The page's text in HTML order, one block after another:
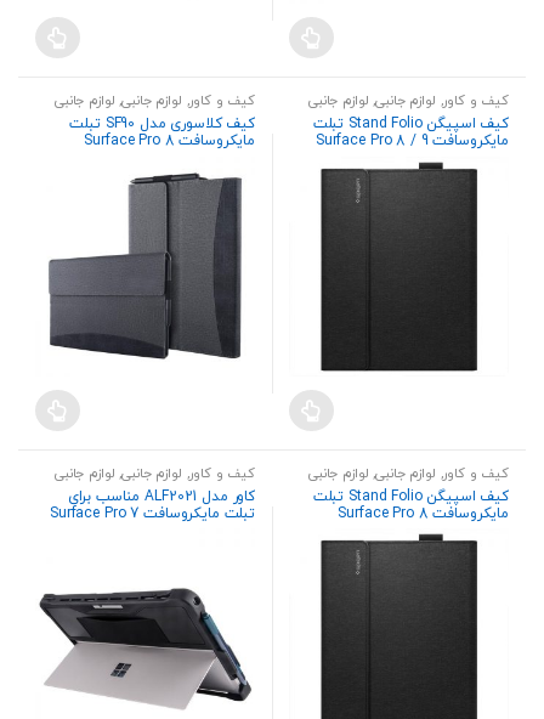
کیف و کاور, لوازم جانبی, لوازم جانبی
تبلت
کیف اسپیگن Stand Folio تبلت
مایکروسافت Surface Pro 8 / 9
کیف و کاور, لوازم جانبی, لوازم جانبی
تبلت
کیف کلاسوری مدل SF90 تبلت
مایکروسافت Surface Pro 8
کیف و کاور, لوازم جانبی, لوازم جانبی
تبلت
کیف اسپیگن Stand Folio تبلت
مایکروسافت Surface Pro 8
کیف و کاور, لوازم جانبی, لوازم جانبی
تبلت
کاور مدل ALF2021 مناسب برای
تبلت مایکروسافت Surface Pro 7